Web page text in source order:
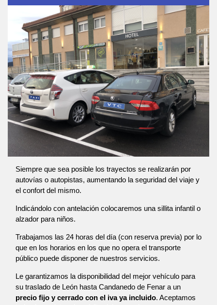
Siempre que sea posible los trayectos se realizarán por
autovías o autopistas, aumentando la seguridad del viaje y
el confort del mismo.
Indicándolo con antelación colocaremos una sillita infantil o
alzador para niños.
Trabajamos las 24 horas del día (con reserva previa) por lo
que en los horarios en los que no opera el transporte
público puede disponer de nuestros servicios.
Le garantizamos la disponibilidad del mejor vehículo para
su traslado de León hasta Candanedo de Fenar a un
precio fijo y cerrado con el iva ya incluido. Aceptamos